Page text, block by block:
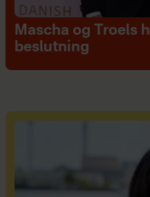
Mascha og Troels
beslutning